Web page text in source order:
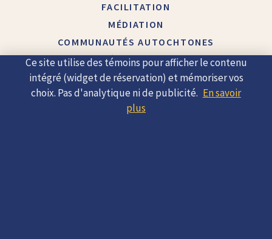
FACILITATION
MÉDIATION
COMMUNAUTÉS AUTOCHTONES
À PROPOS
CONTACT
Ce site utilise des témoins pour afficher le contenu
intégré (widget de réservation) et mémoriser vos
choix. Pas d'analytique ni de publicité. En savoir
plus